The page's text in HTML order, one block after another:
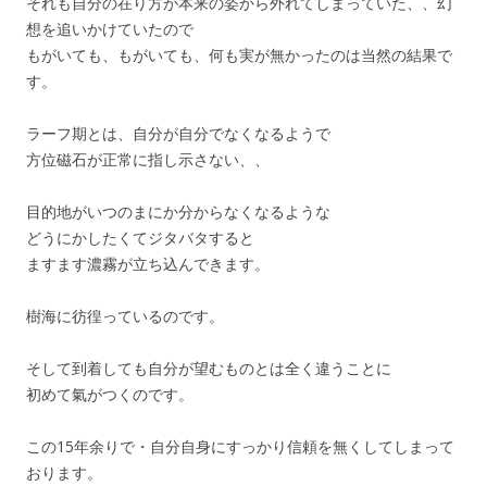
想を追いかけていたので
もがいても、もがいても、何も実が無かったのは当然の結果で
す。
ラーフ期とは、自分が自分でなくなるようで
方位磁石が正常に指し示さない、、
目的地がいつのまにか分からなくなるような
どうにかしたくてジタバタすると
ますます濃霧が立ち込んできます。
樹海に彷徨っているのです。
そして到着しても自分が望むものとは全く違うことに
初めて氣がつくのです。
この15年余りで・自分自身にすっかり信頼を無くしてしまって
おります。